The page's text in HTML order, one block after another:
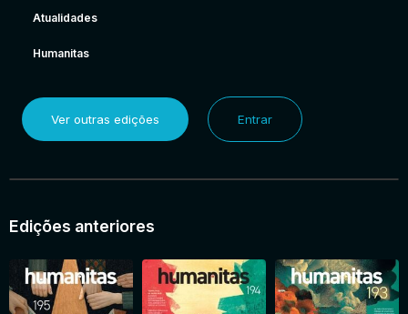
Atualidades
Humanitas
Ver outras edições Entrar
Edições anteriores